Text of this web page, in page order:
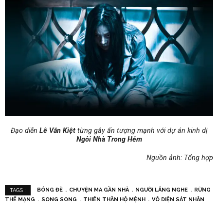
Đạo diễn Lê Văn Kiệt từng gây ấn tượng mạnh với dự án kinh dị
Ngôi Nhà Trong Hẻm
Nguồn ảnh: Tổng hợp
TAGS : BÓNG ĐÈ CHUYỆN MA GẦN NHÀ NGƯỜI LẮNG NGHE
RỪNG
THẾ MẠNG
SONG SONG THIÊN THẦN HỘ MỆNH VÔ DIỆN SÁT NHÂN